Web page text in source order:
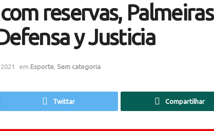
reservas, Palmeiras
y Justicia
em Esporte Sem categoria
Twittar Compartilhar